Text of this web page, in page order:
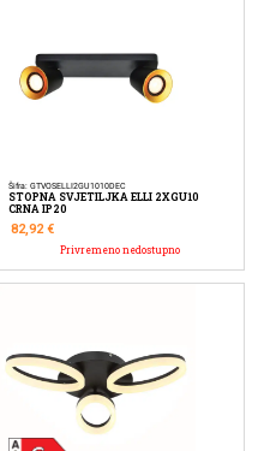
Šifra: GTVOSELLI2GU1010DEC
STOPNA SVJETILJKA ELLI 2XGU10
CRNA IP20
82,92 €
Privremeno nedostupno